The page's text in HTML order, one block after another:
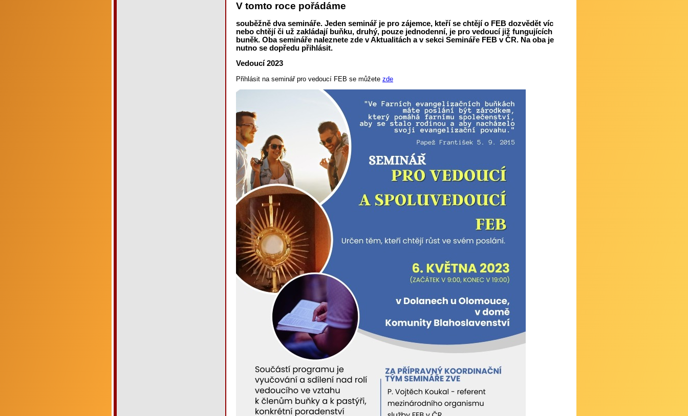
V tomto roce pořádáme
souběžně dva semináře. Jeden seminář je pro zájemce, kteří se chtějí o FEB dozvědět víc
nebo chtějí či už zakládají buňku, druhý, pouze jednodenní, je pro vedoucí již fungujících
buněk. Oba semináře naleznete zde v Aktualitách a v sekci Semináře FEB v ČR. Na oba je
nutno se dopředu přihlásit.
Vedoucí 2023
Přihlásit na seminář pro vedoucí FEB se můžete zde